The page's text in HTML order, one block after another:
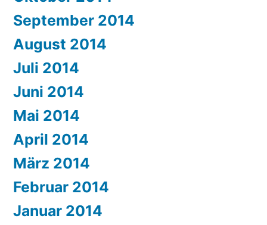
September 2014
August 2014
Juli 2014
Juni 2014
Mai 2014
April 2014
März 2014
Februar 2014
Januar 2014